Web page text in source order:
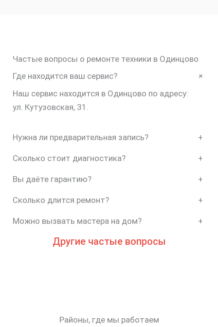
Частые вопросы о ремонте техники в Одинцово
Где находится ваш сервис?
+
Наш сервис находится в Одинцово по адресу:
ул. Кутузовская, 31.
Нужна ли предварительная запись? +
Сколько стоит диагностика? +
Вы даёте гарантию? +
Сколько длится ремонт? +
Можно вызвать мастера на дом? +
Другие частые вопросы
Районы, где мы работаем